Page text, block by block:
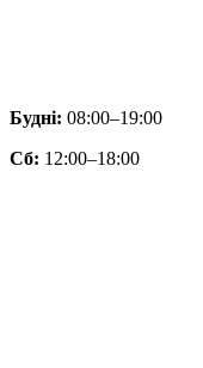
Будні: 08:00–19:00
Сб: 12:00–18:00